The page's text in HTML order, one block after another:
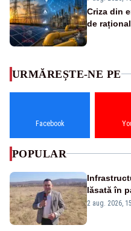
Criza din
de
URMĂREȘTE-NE PE
Facebook
POPULAR
lăsată în
2 aug. 2026,